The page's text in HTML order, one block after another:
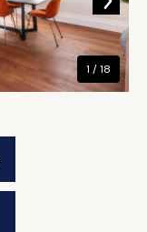
1 / 18